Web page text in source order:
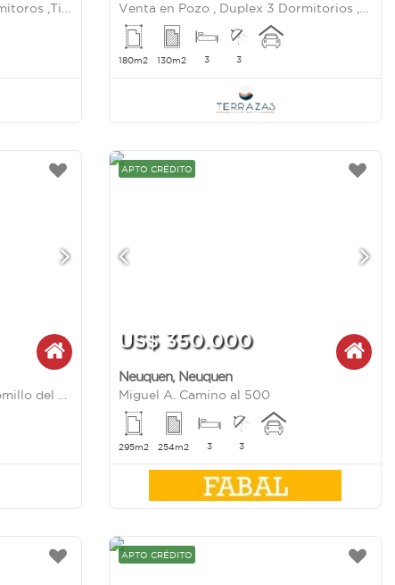
Venta en Pozo Duplex 3 Dormitoros ,Tierra mansa, Centenario, Neuquen Venta en Pozo , Duplex 3 Dormitorios ,Tierra mansa
180m2 130m2 3 3
APTO CRÉDITO
US$ 350.000
Neuquen, Neuquen
Miguel A. Camino al 500
295m2 254m2 3 3
APTO CRÉDITO